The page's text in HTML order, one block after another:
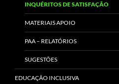
INQUÉRITOS DE SATISFAÇÃO
MATERIAIS APOIO
PAA – RELATÓRIOS
SUGESTÕES
EDUCAÇÃO INCLUSIVA